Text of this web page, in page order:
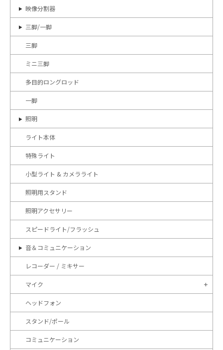
映像分割器
三脚/一脚
三脚
ミニ三脚
多目的ロングロッド
一脚
照明
ライト本体
特殊ライト
小型ライト & カメラライト
照明用スタンド
照明アクセサリー
スピードライト/フラッシュ
音＆コミュニケーション
レコーダー / ミキサー
マイク
ヘッドフォン
スタンド/ポール
コミュニケーション